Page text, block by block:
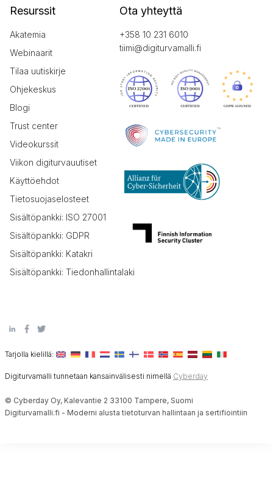
Resurssit
Akatemia
Webinaarit
Tilaa uutiskirje
Ohjekeskus
Blogi
Trust center
Videokurssit
Viikon digiturvauutiset
Käyttöehdot
Tietosuojaselosteet
Sisältöpankki: ISO 27001
Sisältöpankki: GDPR
Sisältöpankki: Katakri
Sisältöpankki: Tiedonhallintalaki
Ota yhteyttä
+358 10 231 6010
tiimi@digiturvamalli.fi
Tarjolla kielillä:
Digiturvamalli tunnetaan kansainvälisesti nimellä Cyberday
© Cyberday Oy, Kalevantie 2 33100 Tampere, Suomi
Digiturvamalli.fi - Moderni alusta tietoturvan hallintaan ja sertifiointiin